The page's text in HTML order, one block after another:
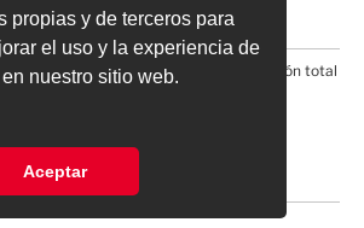
propias y de terceros para
el uso y la experiencia de
nuestro sitio web.
Aceptar
reservados. Prohibida la reproducción total
cualquier medio electrónico*